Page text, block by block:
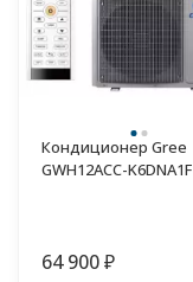
Кондиционер Gree
GWH12ACC-K6DNA1F
64 900 ₽